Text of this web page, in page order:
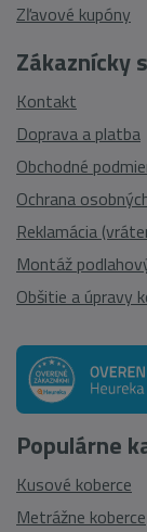
Zákaznícky
Kontakt
Doprava a platba
Obchodné
Ochrana
Reklamácia
Montáž
Obšitie a úpravy
Zľavové kupóny
Populárne
Kusové koberce
Metrážne koberce